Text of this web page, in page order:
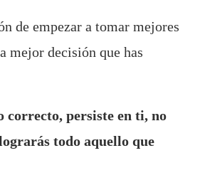
de empezar a tomar mejores
mejor decisión que has
correcto, persiste en ti, no
todo aquello que